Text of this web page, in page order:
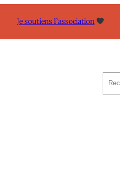
Je soutiens l’association